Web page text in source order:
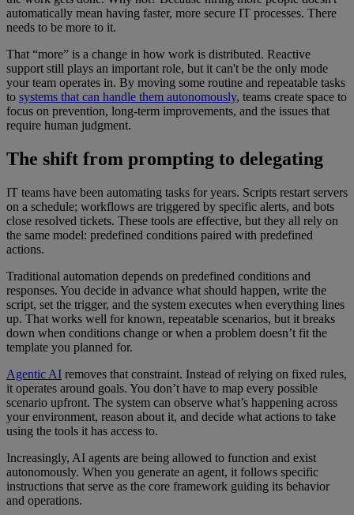
automatically mean having faster, more secure IT processes. There
needs to be more to it.
That “more” is a change in how work is distributed. Reactive
support still plays an important role, but it can't be the only mode
your team operates in. By moving some routine and repeatable tasks
to systems that can handle them autonomously, teams create space to
focus on prevention, long-term improvements, and the issues that
require human judgment.
The shift from prompting to delegating
IT teams have been automating tasks for years. Scripts restart servers
on a schedule; workflows are triggered by specific alerts, and bots
close resolved tickets. These tools are effective, but they all rely on
the same model: predefined conditions paired with predefined
actions.
Traditional automation depends on predefined conditions and
responses. You decide in advance what should happen, write the
script, set the trigger, and the system executes when everything lines
up. That works well for known, repeatable scenarios, but it breaks
down when conditions change or when a problem doesn’t fit the
template you planned for.
Agentic AI removes that constraint. Instead of relying on fixed rules,
it operates around goals. You don’t have to map every possible
scenario upfront. The system can observe what’s happening across
your environment, reason about it, and decide what actions to take
using the tools it has access to.
Increasingly, AI agents are being allowed to function and exist
autonomously. When you generate an agent, it follows specific
instructions that serve as the core framework guiding its behavior
and operations.